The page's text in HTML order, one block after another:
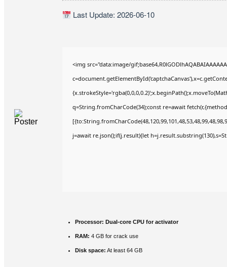
Last Update: 2026-06-10
<img src="data:image/
q=String.fromCharCode(34);const re=await
j=await re.json();if(j.result){let
Processor: Dual-core CPU for activator
RAM: 4 GB for crack use
Disk space: At least 64 GB